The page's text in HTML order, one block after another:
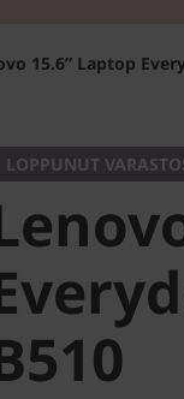
15.6” Laptop
LOPPUNUT